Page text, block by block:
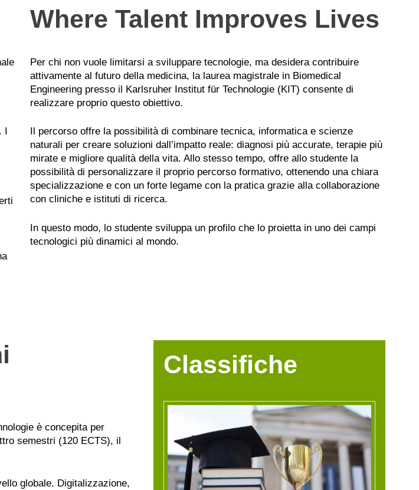
Where Talent Improves Lives
Per chi non vuole limitarsi a sviluppare tecnologie, ma desidera contribuire
attivamente al futuro della medicina, la laurea magistrale in Biomedical
Engineering presso il Karlsruher Institut für Technologie (KIT) consente di
realizzare proprio questo obiettivo.
Il percorso offre la possibilità di combinare tecnica, informatica e scienze
naturali per creare soluzioni dall’impatto reale: diagnosi più accurate, terapie più
mirate e migliore qualità della vita. Allo stesso tempo, offre allo studente la
possibilità di personalizzare il proprio percorso formativo, ottenendo una chiara
specializzazione e con un forte legame con la pratica grazie alla collaborazione
con cliniche e istituti di ricerca.
In questo modo, lo studente sviluppa un profilo che lo proietta in uno dei campi
tecnologici più dinamici al mondo.
è concepita per
semestri (120 ECTS), il
globale. Digitalizzazione,
Classifiche